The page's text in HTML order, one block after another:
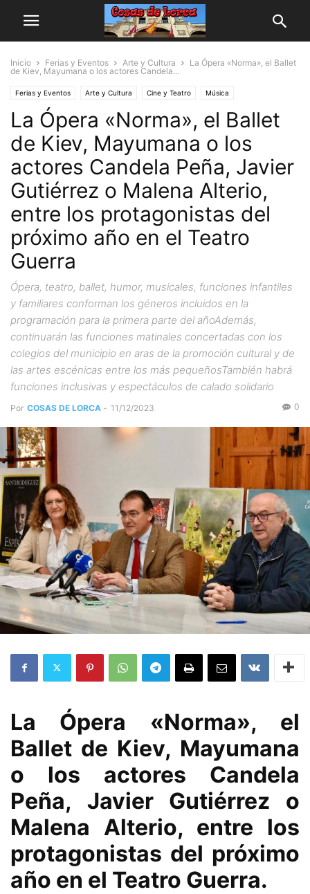
Inicio Ferias y Eventos Arte y Cultura
La Ópera «Norma», el Ballet
de Kiev, Mayumana o los actores Candela...
Ferias y Eventos Arte y Cultura Cine y Teatro Música
La Ópera «Norma», el Ballet
de Kiev, Mayumana o los
actores Candela Peña, Javier
Gutiérrez o Malena Alterio,
entre los protagonistas del
próximo año en el Teatro
Guerra
Ópera, teatro, ballet, humor, musicales, funciones infantiles
y familiares conforman los géneros incluidos en la
programación para la primera parte del añoAdemás,
continuarán las funciones matinales concertadas con los
colegios del municipio en aras de la promoción cultural y de
las artes escénicas entre los más pequeñosTambién habrá
funciones inclusivas y espectáculos de calado solidario
Por COSAS DE LORCA - 11/12/2023 0
La Ópera «Norma», el
Ballet de Kiev, Mayumana
o los actores Candela
Peña, Javier Gutiérrez o
Malena Alterio, entre los
protagonistas del próximo
año en el Teatro Guerra.